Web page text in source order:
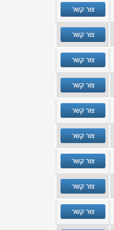
צור קשר
צור קשר
צור קשר
צור קשר
צור קשר
צור קשר
צור קשר
צור קשר
צור קשר